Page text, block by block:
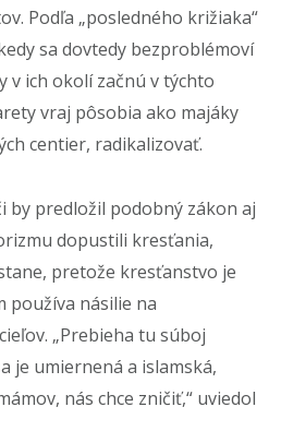
Podľa „posledného križiaka“
sa dovtedy bezproblémoví
v ich okolí začnú v týchto
vraj pôsobia ako majáky
centier, radikalizovať.
by predložil podobný zákon aj
dopustili kresťania,
pretože kresťanstvo je
používa násilie na
„Prebieha tu súboj
je umiernená a islamská,
nás chce zničiť,“ uviedol